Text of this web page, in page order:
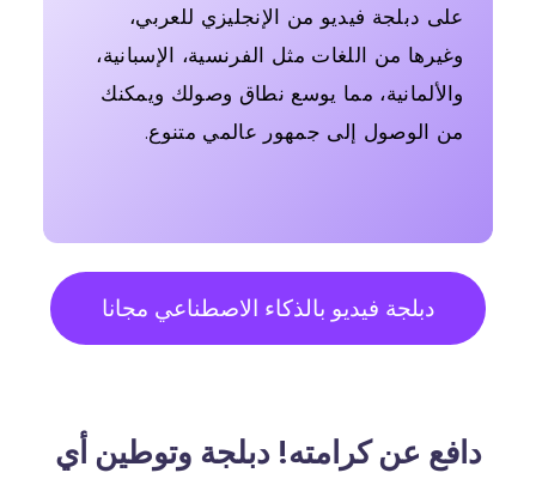
على دبلجة فيديو من الإنجليزي للعربي،
وغيرها من اللغات مثل الفرنسية، الإسبانية،
والألمانية، مما يوسع نطاق وصولك ويمكنك
من الوصول إلى جمهور عالمي متنوع.
دبلجة فيديو بالذكاء الاصطناعي مجانا
دافع عن كرامته! دبلجة وتوطين أي